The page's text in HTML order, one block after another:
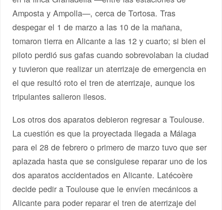
Amposta y Ampolla—, cerca de Tortosa. Tras
despegar el 1 de marzo a las 10 de la mañana,
tomaron tierra en Alicante a las 12 y cuarto; si bien el
piloto perdió sus gafas cuando sobrevolaban la ciudad
y tuvieron que realizar un aterrizaje de emergencia en
el que resultó roto el tren de aterrizaje, aunque los
tripulantes salieron ilesos.
Los otros dos aparatos debieron regresar a Toulouse.
La cuestión es que la proyectada llegada a Málaga
para el 28 de febrero o primero de marzo tuvo que ser
aplazada hasta que se consiguiese reparar uno de los
dos aparatos accidentados en Alicante. Latécoère
decide pedir a Toulouse que le envíen mecánicos a
Alicante para poder reparar el tren de aterrizaje del